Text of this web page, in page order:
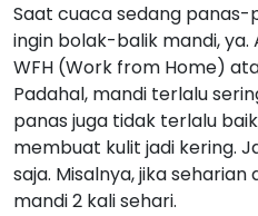
Saat cuaca sedang
ingin bolak-balik mandi,
WFH (Work from Home)
Padahal, mandi terlalu
panas juga tidak terlalu
membuat kulit jadi kering.
saja. Misalnya, jika seharian
mandi 2 kali sehari.